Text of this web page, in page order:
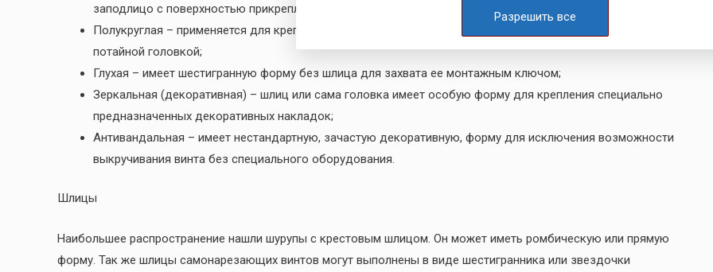
заподлицо с поверхностью прикрепляемого изделия из мягких материалов;
Полукруглая – применяется для крепления элементов, в которые невозможно вкрутить шуруп с
потайной головкой;
Глухая – имеет шестигранную форму без шлица для захвата ее монтажным ключом;
Зеркальная (декоративная) – шлиц или сама головка имеет особую форму для крепления специально
предназначенных декоративных накладок;
Антивандальная – имеет нестандартную, зачастую декоративную, форму для исключения возможности
выкручивания винта без специального оборудования.
Шлицы
Наибольшее распространение нашли шурупы с крестовым шлицом. Он может иметь ромбическую или прямую
форму. Так же шлицы самонарезающих винтов могут выполнены в виде шестигранника или звездочки
Разрешить все